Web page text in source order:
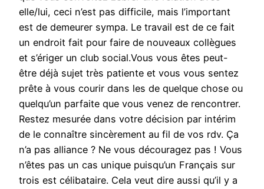
elle/lui, ceci n’est pas difficile, mais l’important
est de demeurer sympa. Le travail est de ce fait
un endroit fait pour faire de nouveaux collègues
et s’ériger un club social.Vous vous êtes peut-
être déjà sujet très patiente et vous vous sentez
prête à vous courir dans les de quelque chose ou
quelqu’un parfaite que vous venez de rencontrer.
Restez mesurée dans votre décision par intérim
de le connaître sincèrement au fil de vos rdv. Ça
n’a pas alliance ? Ne vous découragez pas ! Vous
n’êtes pas un cas unique puisqu’un Français sur
trois est célibataire. Cela veut dire aussi qu’il y a